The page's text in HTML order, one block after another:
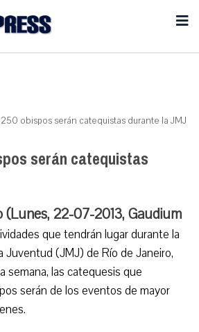
obispos serán catequistas durante la JMJ
serán catequistas
(Lunes, 22-07-2013, Gaudium
que tendrán lugar durante la
Juventud (JMJ) de Río de Janeiro,
semana, las catequesis que
serán de los eventos de mayor